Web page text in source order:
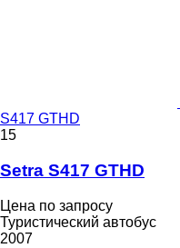
S417 GTHD
15
Setra S417 GTHD
Цена по запросу
Туристический автобус
2007